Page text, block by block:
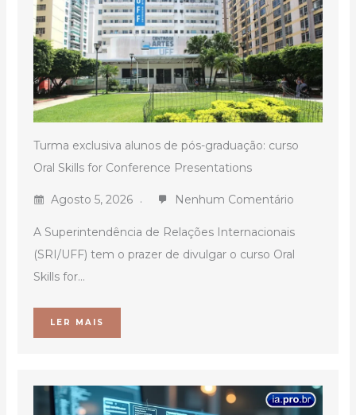
Turma exclusiva alunos de pós-graduação: curso
Oral Skills for Conference Presentations
Agosto 5, 2026 Nenhum Comentário
A Superintendência de Relações Internacionais
(SRI/UFF) tem o prazer de divulgar o curso Oral
Skills for...
LER MAIS